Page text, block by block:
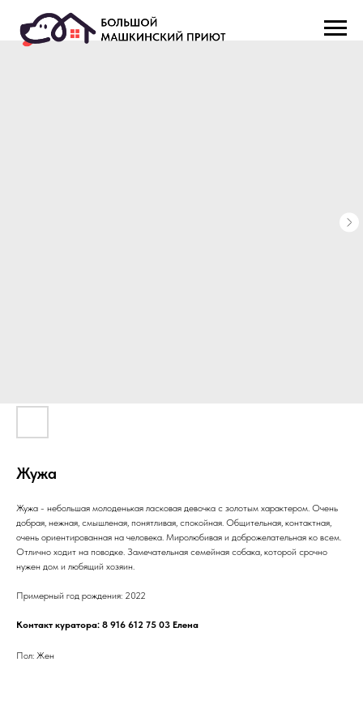
Жужа
Жужа - небольшая молоденькая ласковая девочка с золотым характером. Очень
добрая, нежная, смышленая, понятливая, спокойная. Общительная, контактная,
очень ориентированная на человека. Миролюбивая и доброжелательная ко всем.
Отлично ходит на поводке. Замечательная семейная собака, которой срочно
нужен дом и любящий хозяин.
Примерный год рождения: 2022
Контакт куратора: 8 916 612 75 03 Елена
Пол: Жен